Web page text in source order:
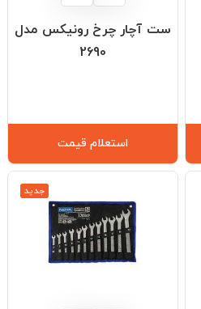
ست آچار چرخ رونیکس مدل
2690
استعلام قیمت
جدید